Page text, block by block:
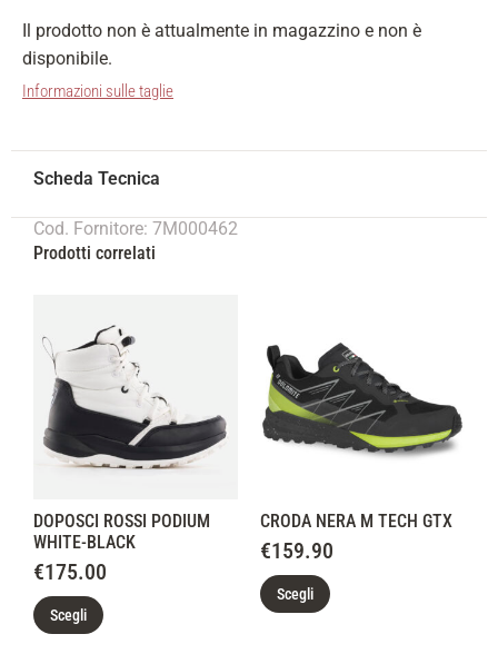
Il prodotto non è attualmente in magazzino e non è
disponibile.
Informazioni sulle taglie
Cod. Fornitore: 7M000462
Prodotti correlati
DOPOSCI ROSSI PODIUM
WHITE-BLACK
€175.00
Scegli
CRODA NERA M TECH GTX
€159.90
Scegli